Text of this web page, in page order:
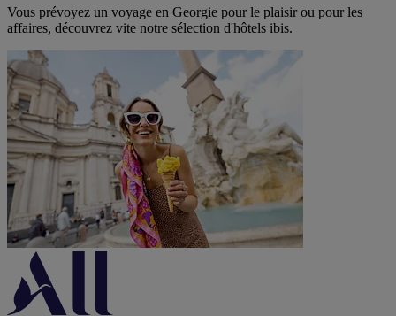
Vous prévoyez un voyage en Georgie pour le plaisir ou pour les
affaires, découvrez vite notre sélection d'hôtels ibis.